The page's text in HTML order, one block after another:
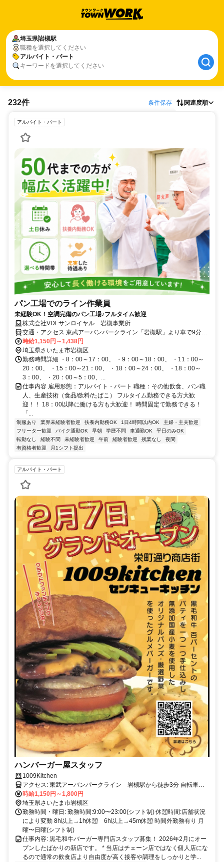
埼玉県岩槻駅
職種を選択してください
アルバイト・パート
キーワードを選択してください
232件 条件保存 関連度順
アルバイト・パート
パン工場でのライン作業員
未経験OK！空調完備のパン工場♪フルタイム歓迎
株式会社VDFサンロイヤル 岩槻事業所
交通・アクセス 東武アーバンパークライン「岩槻駅」より車で9分／
車・バイク通勤OK
時給1,150円～1,438円
埼玉県さいたま市岩槻区
勤務時間詳細 ・8：00～17：00、 ・9：00～18：00、 ・11：00～
20：00、 ・15：00～21：00、 ・18：00～24：00、 ・18：00～
3：00、 ・20：00～5：00、...
仕事内容 雇用形態：アルバイト・パート 職種：その他飲食、パン職
人、生産技術（食品/飲料/たばこ） フルタイム勤務できる方大歓
迎！！ 18：00以降に働ける方も大歓迎！ 時間固定で勤務できる！
「...
制服あり 業界未経験者歓迎 扶養内勤務OK 1日4時間以内OK
主婦・主夫歓迎
フリーター歓迎
バイク通勤OK 早朝 学歴不問 車通勤OK
平日のみOK
転勤なし
経験不問 未経験者歓迎 午前 経験者歓迎 残業なし
夜間
有資格者歓迎
月1シフト提出
アルバイト・パート
ハンバーガー屋スタッフ
1009Kitchen
アクセス: 東武アーバンパークライン 岩槻駅から徒歩3分 自転車通
勤OK 徒歩通勤OK 車通勤要相談
時給1,150円～1,800円
埼玉県さいたま市岩槻区
勤務時間・曜日: 勤務時間:9:00〜23:00(シフト制) 休憩時間:店舗状況
により変動 8h以上→1h休憩 6h以上→45m休憩 時間外勤務有り 月
曜〜日曜(シフト制)
仕事内容: 黒毛和牛バーガー専門店スタッフ募集！ 2026年2月にオー
プンしたばかりの新店です。 * 当店はチェーン店ではなく個人店にな
るので通常の飲食店より自由度が高く接客や調理をしっかりと学...